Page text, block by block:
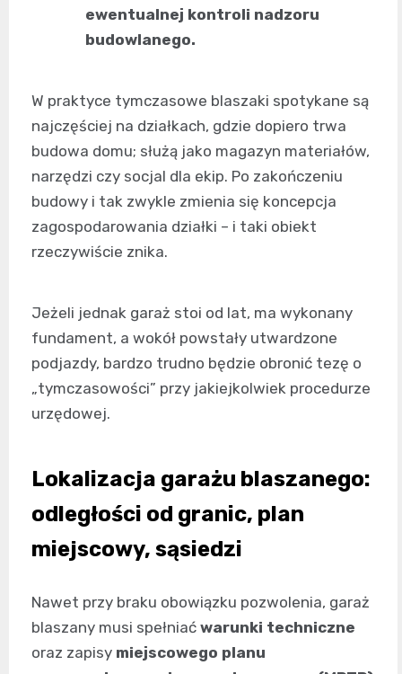
ewentualnej kontroli nadzoru
budowlanego.
W praktyce tymczasowe blaszaki spotykane są
najczęściej na działkach, gdzie dopiero trwa
budowa domu; służą jako magazyn materiałów,
narzędzi czy socjal dla ekip. Po zakończeniu
budowy i tak zwykle zmienia się koncepcja
zagospodarowania działki – i taki obiekt
rzeczywiście znika.
Jeżeli jednak garaż stoi od lat, ma wykonany
fundament, a wokół powstały utwardzone
podjazdy, bardzo trudno będzie obronić tezę o
„tymczasowości” przy jakiejkolwiek procedurze
urzędowej.
Lokalizacja garażu blaszanego:
odległości od granic, plan
miejscowy, sąsiedzi
Nawet przy braku obowiązku pozwolenia, garaż
blaszany musi spełniać warunki techniczne
oraz zapisy miejscowego planu